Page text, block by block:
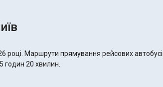
Маршрути прямування рейсових
годин 20 хвилин.